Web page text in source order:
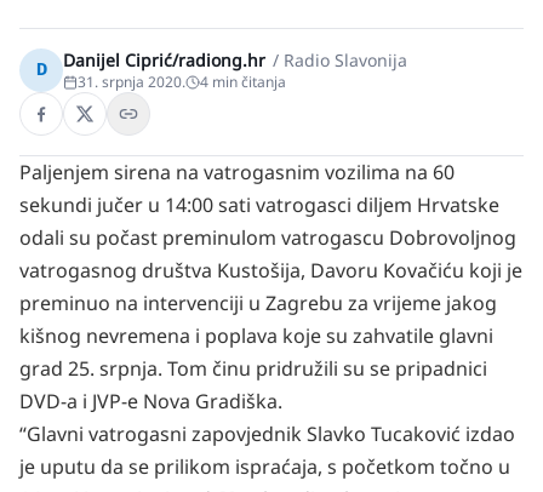
D Danijel Ciprić/radiong.hr / Radio Slavonija
31. srpnja 2020. 4 min čitanja
Paljenjem sirena na vatrogasnim vozilima na 60
sekundi jučer u 14:00 sati vatrogasci diljem Hrvatske
odali su počast preminulom vatrogascu Dobrovoljnog
vatrogasnog društva Kustošija, Davoru Kovačiću koji je
preminuo na intervenciji u Zagrebu za vrijeme jakog
kišnog nevremena i poplava koje su zahvatile glavni
grad 25. srpnja. Tom činu pridružili su se pripadnici
DVD-a i JVP-e Nova Gradiška.
“Glavni vatrogasni zapovjednik Slavko Tucaković izdao
je uputu da se prilikom ispraćaja, s početkom točno u